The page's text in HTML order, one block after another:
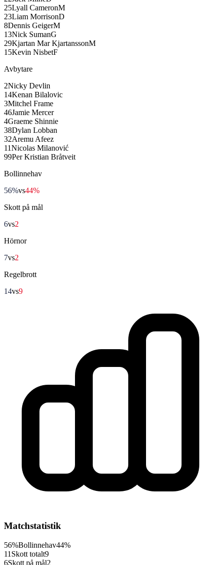
25Lyall CameronM
23Liam MorrisonD
8Dennis GeigerM
13Nick SumanG
29Kjartan Mar KjartanssonM
15Kevin NisbetF
Avbytare
2Nicky Devlin
14Kenan Bilalovic
3Mitchel Frame
46Jamie Mercer
4Graeme Shinnie
38Dylan Lobban
32Aremu Afeez
11Nicolas Milanović
99Per Kristian Bråtveit
Bollinnehav
56%vs44%
Skott på mål
6vs2
Hörnor
7vs2
Regelbrott
14vs9
Matchstatistik
56%Bollinnehav44%
11 Skott totalt9
6Skott på mål2